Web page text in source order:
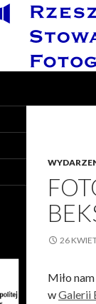
26
Miło
wGalerii